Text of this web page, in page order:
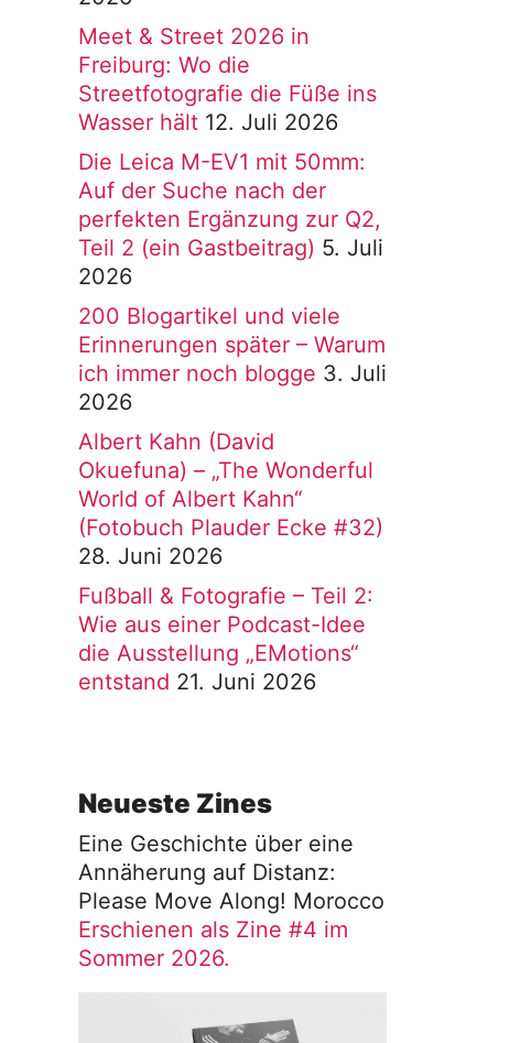
Meet & Street 2026 in
Freiburg: Wo die
Streetfotografie die Füße ins
Wasser hält 12. Juli 2026
Die Leica M-EV1 mit 50mm:
Auf der Suche nach der
perfekten Ergänzung zur Q2,
Teil 2 (ein Gastbeitrag) 5. Juli
2026
200 Blogartikel und viele
Erinnerungen später – Warum
ich immer noch blogge 3. Juli
2026
Albert Kahn (David
Okuefuna) – „The Wonderful
World of Albert Kahn“
(Fotobuch Plauder Ecke #32)
28. Juni 2026
Fußball & Fotografie – Teil 2:
Wie aus einer Podcast-Idee
die Ausstellung „EMotions“
entstand 21. Juni 2026
Neueste Zines
Eine Geschichte über eine
Annäherung auf Distanz:
Please Move Along! Morocco
Erschienen als Zine #4 im
Sommer 2026.